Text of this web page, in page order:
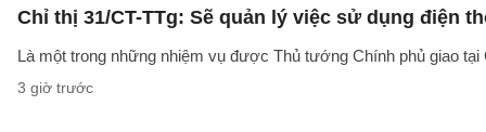
Chỉ thị 31/CT-TTg: Sẽ quản lý việc sử dụng điện
Là một trong những nhiệm vụ được Thủ tướng Chính phủ giao
3 giờ trước